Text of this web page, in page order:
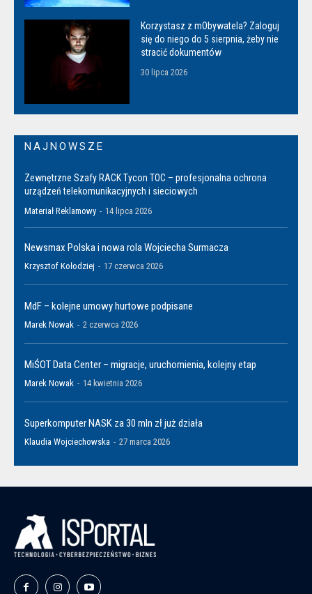
Korzystasz z mObywatela? Zaloguj
się do niego do 5 sierpnia, żeby nie
stracić dokumentów
30 lipca 2026
NAJNOWSZE
Zewnętrzne Szafy RACK Tycon TOC – profesjonalna ochrona
urządzeń telekomunikacyjnych i sieciowych
Materiał Reklamowy - 14 lipca 2026
Newsmax Polska i nowa rola Wojciecha Surmacza
Krzysztof Kołodziej - 17 czerwca 2026
MdF – kolejne umowy hurtowe podpisane
Marek Nowak - 2 czerwca 2026
MiŚOT Data Center – migracje, uruchomienia, kolejny etap
Marek Nowak - 14 kwietnia 2026
Superkomputer NASK za 30 mln zł już działa
Klaudia Wojciechowska - 27 marca 2026